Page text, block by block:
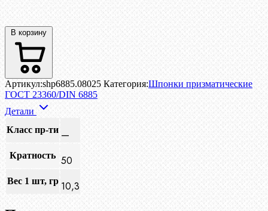
В корзину
Артикул:shp6885.08025 Категория:Шпонки призматические
ГОСТ 23360/DIN 6885
Детали
Класс пр-ти —
Кратность 50
Вес 1 шт, гр 10,3